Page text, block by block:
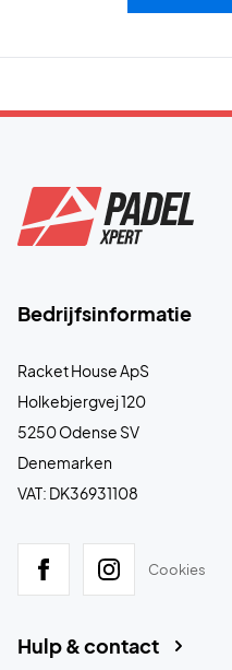
Bedrijfsinformatie
Racket House ApS
Holkebjergvej 120
5250 Odense SV
Denemarken
VAT: DK36931108
Cookies
Hulp & contact